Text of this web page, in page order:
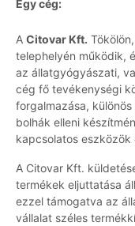
Egy cég:
A Citovar Kft.
telephelyén működik,
az állatgyógyászati,
cég fő tevékenységi
forgalmazása,
bolhák elleni
kapcsolatos
A Citovar Kft.
termékek eljuttatása
ezzel támogatva az
vállalat széles